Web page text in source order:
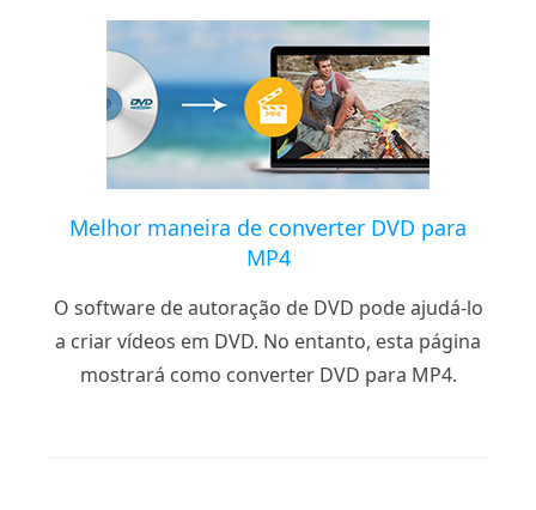
Melhor maneira de converter DVD para
MP4
O software de autoração de DVD pode ajudá-lo
a criar vídeos em DVD. No entanto, esta página
mostrará como converter DVD para MP4.